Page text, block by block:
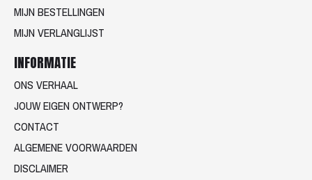
MIJN BESTELLINGEN
MIJN VERLANGLIJST
INFORMATIE
ONS VERHAAL
JOUW EIGEN ONTWERP?
CONTACT
ALGEMENE VOORWAARDEN
DISCLAIMER